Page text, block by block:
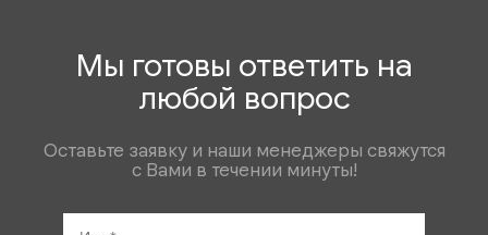
Мы готовы ответить на
любой вопрос
Оставьте заявку и наши менеджеры свяжутся
с Вами в течении минуты!